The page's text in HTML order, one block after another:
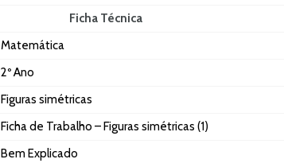
Ficha Técnica
Matemática
2º Ano
Figuras simétricas
Ficha de Trabalho – Figuras simétricas (1)
Bem Explicado